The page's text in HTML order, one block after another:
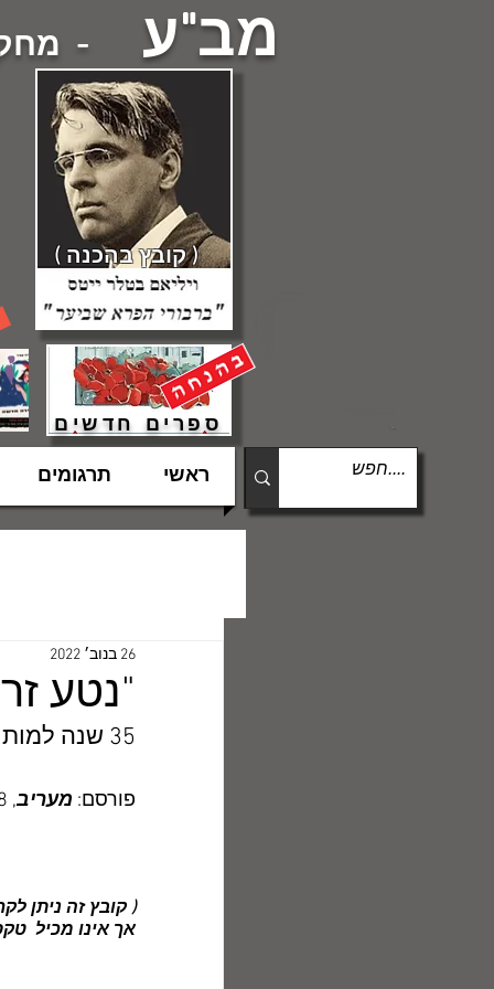
מב"ע -
ספרים חדשים
( קובץ בהכנה )
ראשי תרגומים
"נטע
26 בנוב׳ 2022
35 שנה למות
פורסם: מעריב, 27/10/1978
( קובץ זה ניתן
אך אינו מכיל